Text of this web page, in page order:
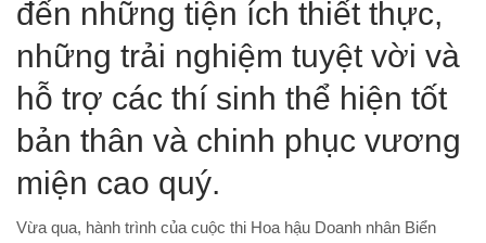
đến những tiện ích thiết thực,
những trải nghiệm tuyệt vời và
hỗ trợ các thí sinh thể hiện tốt
bản thân và chinh phục vương
miện cao quý.
Vừa qua, hành trình của cuộc thi Hoa hậu Doanh nhân Biển